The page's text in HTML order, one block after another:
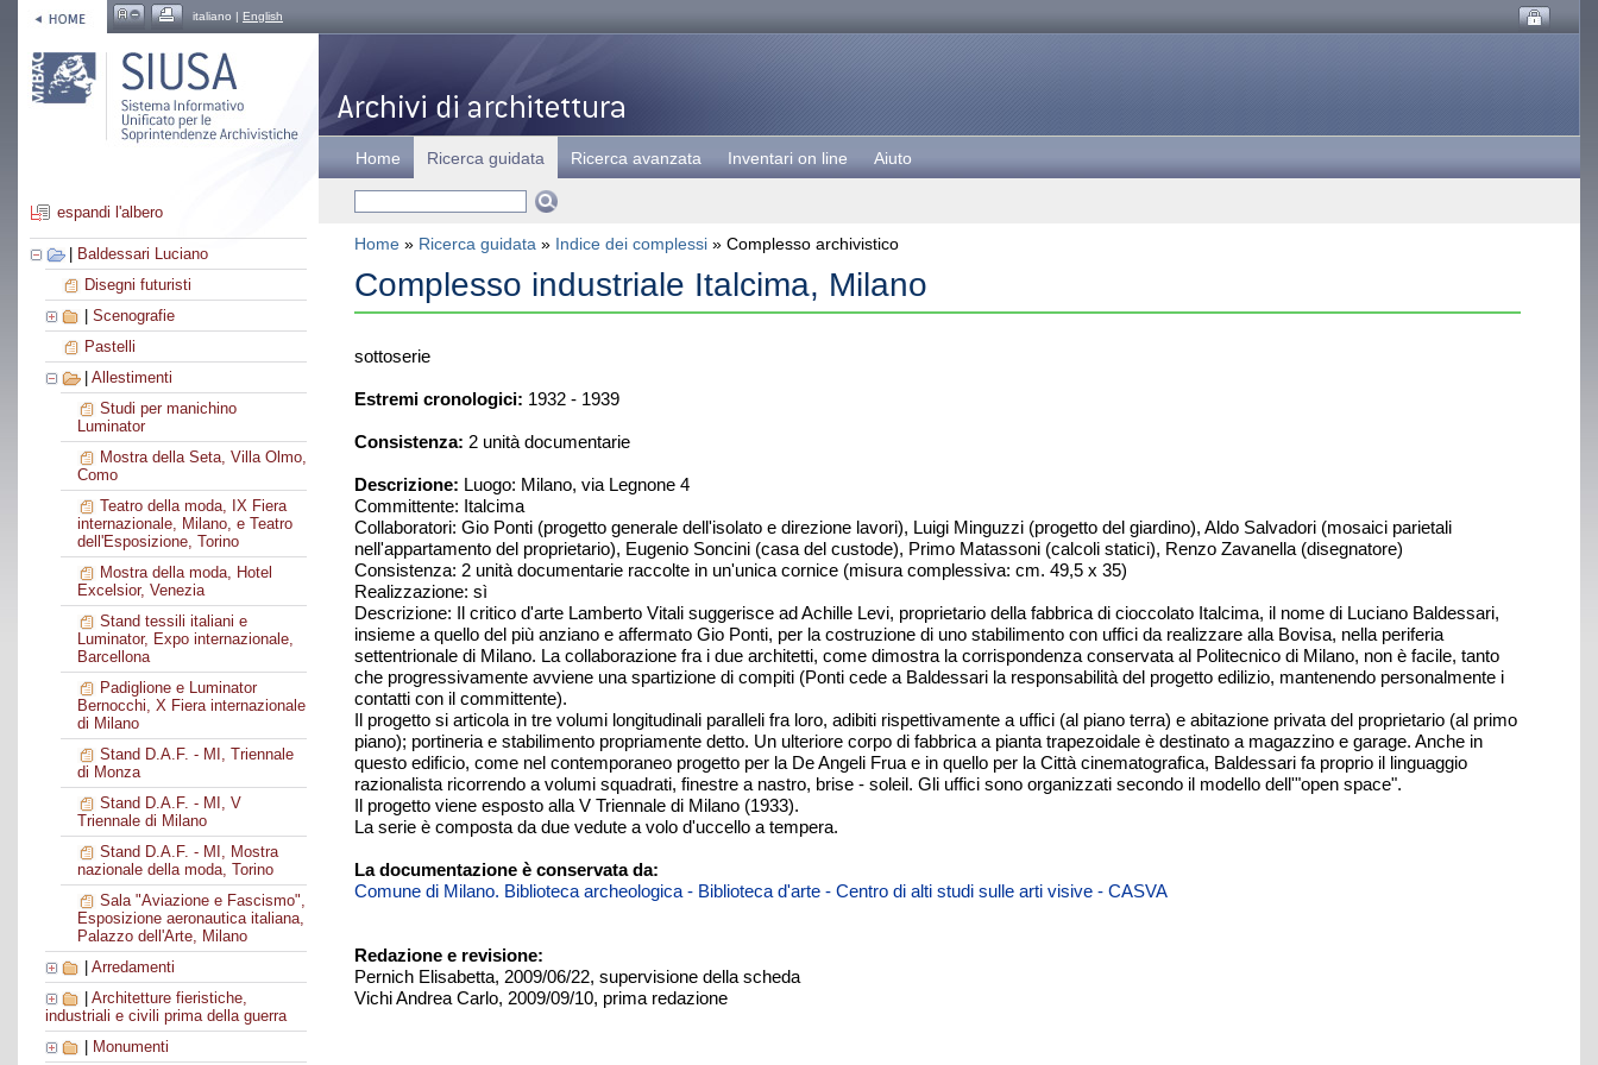
italiano | English
espandi l'albero
Baldessari Luciano
Disegni futuristi
Scenografie
Pastelli
Allestimenti
Studi per manichino
Luminator
Mostra della Seta, Villa Olmo,
Como
Teatro della moda, IX Fiera
internazionale, Milano, e Teatro
dell'Esposizione, Torino
Mostra della moda, Hotel
Excelsior, Venezia
Stand tessili italiani e
Luminator, Expo internazionale,
Barcellona
Padiglione e Luminator
Bernocchi, X Fiera internazionale
di Milano
Stand D.A.F. - MI, Triennale
di Monza
Stand D.A.F. - MI, V
Triennale di Milano
Stand D.A.F. - MI, Mostra
nazionale della moda, Torino
Sala "Aviazione e Fascismo",
Esposizione aeronautica italiana,
Palazzo dell'Arte, Milano
Arredamenti
Architetture fieristiche,
industriali e civili prima della guerra
Monumenti
Home Ricerca guidata Ricerca avanzata Inventari on line Aiuto
Home » Ricerca guidata » Indice dei complessi » Complesso archivistico
Complesso industriale Italcima, Milano
sottoserie
Estremi cronologici: 1932 - 1939
Consistenza: 2 unità documentarie
Descrizione: Luogo: Milano, via Legnone 4
Committente: Italcima
Collaboratori: Gio Ponti (progetto generale dell'isolato e direzione lavori), Luigi Minguzzi (progetto del giardino), Aldo Salvadori (mosaici parietali
nell'appartamento del proprietario), Eugenio Soncini (casa del custode), Primo Matassoni (calcoli statici), Renzo Zavanella (disegnatore)
Consistenza: 2 unità documentarie raccolte in un'unica cornice (misura complessiva: cm. 49,5 x 35)
Realizzazione: sì
Descrizione: Il critico d'arte Lamberto Vitali suggerisce ad Achille Levi, proprietario della fabbrica di cioccolato Italcima, il nome di Luciano Baldessari,
insieme a quello del più anziano e affermato Gio Ponti, per la costruzione di uno stabilimento con uffici da realizzare alla Bovisa, nella periferia
settentrionale di Milano. La collaborazione fra i due architetti, come dimostra la corrispondenza conservata al Politecnico di Milano, non è facile, tanto
che progressivamente avviene una spartizione di compiti (Ponti cede a Baldessari la responsabilità del progetto edilizio, mantenendo personalmente i
contatti con il committente).
Il progetto si articola in tre volumi longitudinali paralleli fra loro, adibiti rispettivamente a uffici (al piano terra) e abitazione privata del proprietario (al primo
piano); portineria e stabilimento propriamente detto. Un ulteriore corpo di fabbrica a pianta trapezoidale è destinato a magazzino e garage. Anche in
questo edificio, come nel contemporaneo progetto per la De Angeli Frua e in quello per la Città cinematografica, Baldessari fa proprio il linguaggio
razionalista ricorrendo a volumi squadrati, finestre a nastro, brise - soleil. Gli uffici sono organizzati secondo il modello dell'"open space".
Il progetto viene esposto alla V Triennale di Milano (1933).
La serie è composta da due vedute a volo d'uccello a tempera.
La documentazione è conservata da:
Comune di Milano. Biblioteca archeologica - Biblioteca d'arte - Centro di alti studi sulle arti visive - CASVA
Redazione e revisione:
Pernich Elisabetta, 2009/06/22, supervisione della scheda
Vichi Andrea Carlo, 2009/09/10, prima redazione